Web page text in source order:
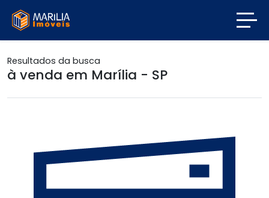
Resultados da busca
à venda em Marília - SP